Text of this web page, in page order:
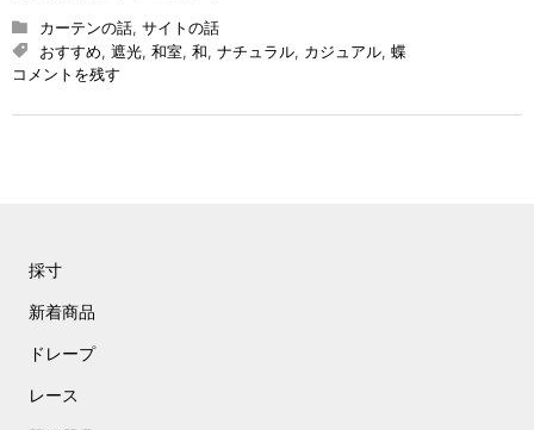
カーテンの話,サイトの話
おすすめ,遮光,和室,和,ナチュラル, カジュアル,蝶
コメントを残す
UP
採寸
新着商品
ドレープ
レース